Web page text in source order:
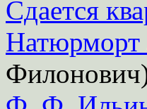
Сдается
Натюрморт